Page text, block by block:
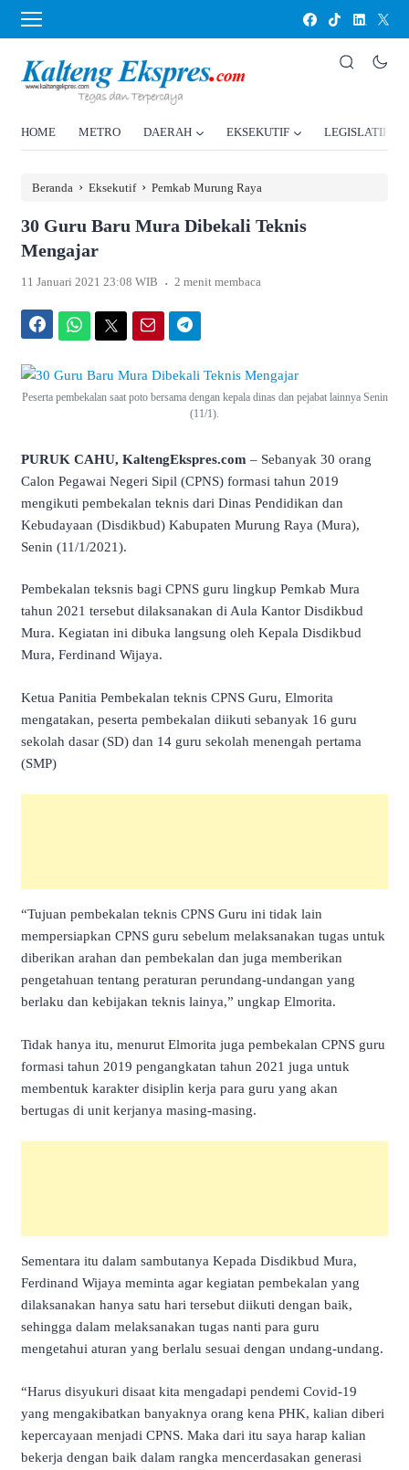
HOME METRO DAERAH EKSEKUTIF LEGISLATIF
Beranda › Eksekutif › Pemkab Murung Raya
30 Guru Baru Mura Dibekali Teknis
Mengajar
11 Januari 2021 23:08 WIB . 2 menit membaca
Peserta pembekalan saat poto bersama dengan kepala dinas dan pejabat lainnya Senin
(11/1).
PURUK CAHU, KaltengEkspres.com – Sebanyak 30 orang
Calon Pegawai Negeri Sipil (CPNS) formasi tahun 2019
mengikuti pembekalan teknis dari Dinas Pendidikan dan
Kebudayaan (Disdikbud) Kabupaten Murung Raya (Mura),
Senin (11/1/2021).
Pembekalan teksnis bagi CPNS guru lingkup Pemkab Mura
tahun 2021 tersebut dilaksanakan di Aula Kantor Disdikbud
Mura. Kegiatan ini dibuka langsung oleh Kepala Disdikbud
Mura, Ferdinand Wijaya.
Ketua Panitia Pembekalan teknis CPNS Guru, Elmorita
mengatakan, peserta pembekalan diikuti sebanyak 16 guru
sekolah dasar (SD) dan 14 guru sekolah menengah pertama
(SMP)
“Tujuan pembekalan teknis CPNS Guru ini tidak lain
mempersiapkan CPNS guru sebelum melaksanakan tugas untuk
diberikan arahan dan pembekalan dan juga memberikan
pengetahuan tentang peraturan perundang-undangan yang
berlaku dan kebijakan teknis lainya,” ungkap Elmorita.
Tidak hanya itu, menurut Elmorita juga pembekalan CPNS guru
formasi tahun 2019 pengangkatan tahun 2021 juga untuk
membentuk karakter disiplin kerja para guru yang akan
bertugas di unit kerjanya masing-masing.
Sementara itu dalam sambutanya Kepada Disdikbud Mura,
Ferdinand Wijaya meminta agar kegiatan pembekalan yang
dilaksanakan hanya satu hari tersebut diikuti dengan baik,
sehingga dalam melaksanakan tugas nanti para guru
mengetahui aturan yang berlalu sesuai dengan undang-undang.
“Harus disyukuri disaat kita mengadapi pendemi Covid-19
yang mengakibatkan banyaknya orang kena PHK, kalian diberi
kepercayaan menjadi CPNS. Maka dari itu saya harap kalian
bekerja dengan baik dalam rangka mencerdasakan generasi